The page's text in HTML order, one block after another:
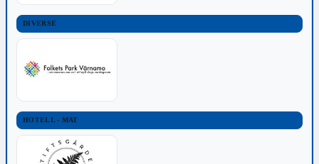
DIVERSE
HOTELL - MAT